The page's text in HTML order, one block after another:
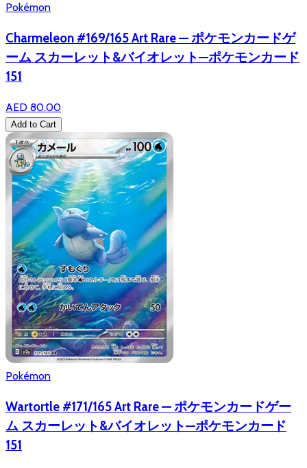
Pokémon
Charmeleon #169/165 Art Rare — ポケモンカードゲ
ーム スカーレット&バイオレット—ポケモンカード
151
AED 80.00
Add to Cart
Pokémon
Wartortle #171/165 Art Rare — ポケモンカードゲー
ム スカーレット&バイオレット—ポケモンカード
151